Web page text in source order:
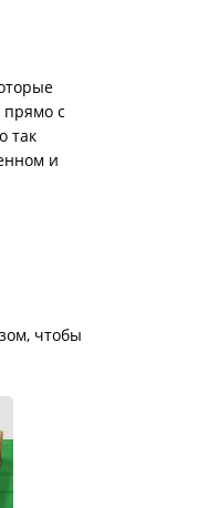
прямо с
так
и
чтобы